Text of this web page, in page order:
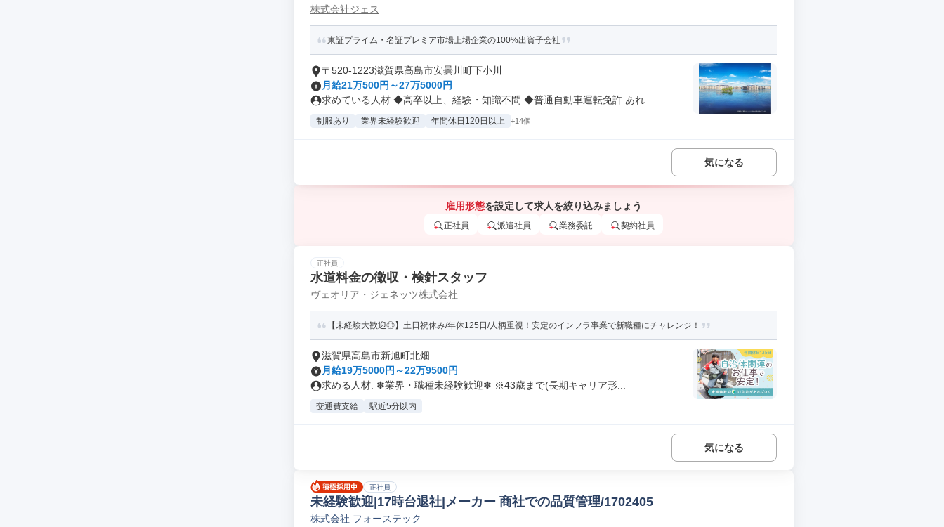
株式会社ジェス
東証プライム・名証プレミア市場上場企業の100%出資子会社
〒520-1223滋賀県高島市安曇川町下小川
月給21万500円～27万5000円
求めている人材 ◆高卒以上、経験・知識不問 ◆普通自動車運転免許 あれ...
制服あり 業界未経験歓迎 年間休日120日以上 +14個
気になる
雇用形態を設定して求人を絞り込みましょう
正社員 派遣社員 業務委託 契約社員
正社員
水道料金の徴収・検針スタッフ
ヴェオリア・ジェネッツ株式会社
【未経験大歓迎◎】土日祝休み/年休125日/人柄重視！安定のインフラ事業で新職種にチャレンジ！
滋賀県高島市新旭町北畑
月給19万5000円～22万9500円
求める人材: ✽業界・職種未経験歓迎✽ ※43歳まで(長期キャリア形...
交通費支給 駅近5分以内
気になる
正社員
未経験歓迎|17時台退社|メーカー 商社での品質管理/1702405
株式会社 フォーステック